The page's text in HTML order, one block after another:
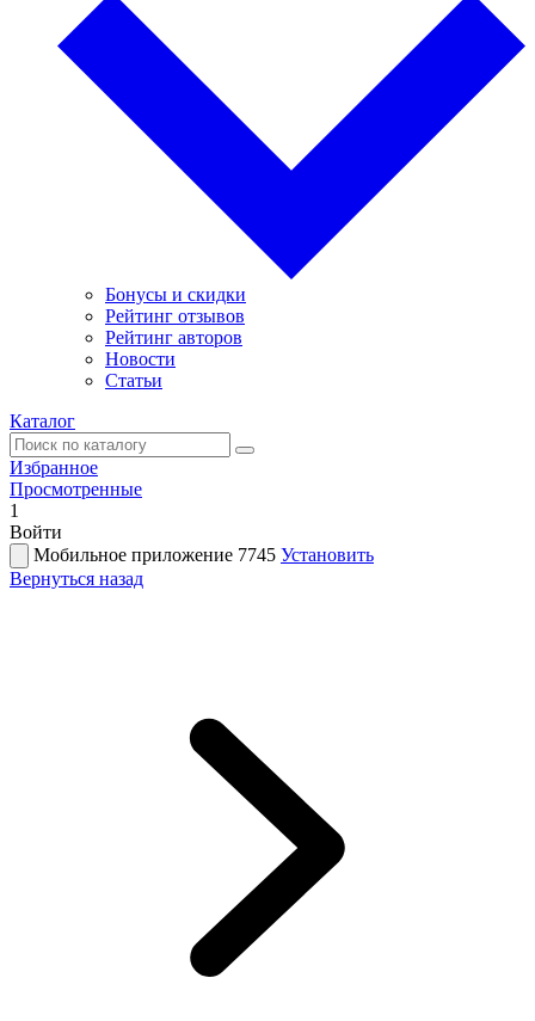
Бонусы и скидки
Рейтинг отзывов
Рейтинг авторов
Новости
Статьи
Каталог
Избранное
Просмотренные
1
Войти
Мобильное приложение 7745 Установить
Вернуться назад